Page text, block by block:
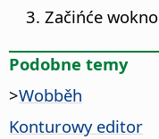
Začińće wokno
Podobne temy
>Wobběh
Konturowy editor